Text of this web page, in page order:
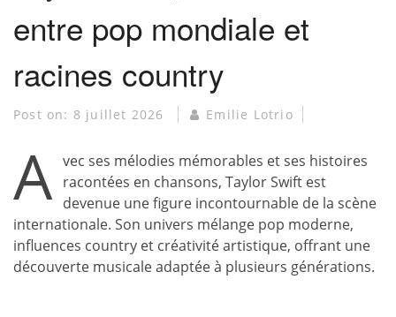
entre pop mondiale et
racines country
Post on: 8 juillet 2026 Emilie Lotrio
A vec ses mélodies mémorables et ses histoires
racontées en chansons, Taylor Swift est
devenue une figure incontournable de la scène
internationale. Son univers mélange pop moderne,
influences country et créativité artistique, offrant une
découverte musicale adaptée à plusieurs générations.